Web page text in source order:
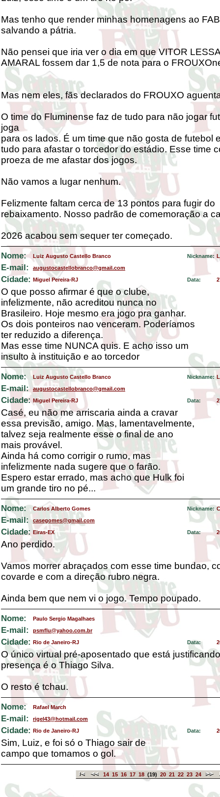
Mas tenho que render minhas homenagens ao
salvando a pátria.
Não pensei que iria ver o dia em que VITOR
AMARAL fossem dar 1,5 de nota para o
Mas nem eles, fãs declarados do FROUXO
O time do Fluminense faz de tudo para não jogar
joga
para os lados. É um time que não gosta de futebol
tudo para afastar o torcedor do estádio. Esse time
proeza de me afastar dos jogos.
Não vamos a lugar nenhum.
Felizmente faltam cerca de 13 pontos para fugir do
rebaixamento. Nosso padrão de comemoração a
2026 acabou sem sequer ter começado.
Nome: Luiz Augusto Castello Branco Nickname:
E-mail: augustocastellobranco@gmail.com
Cidade: Miguel Pereira-RJ Data:
O que posso afirmar é que o clube,
infelizmente, não acreditou nunca no
Brasileiro. Hoje mesmo era jogo pra ganhar.
Os dois ponteiros nao venceram. Poderíamos
ter reduzido a diferença.
Mas esse time NUNCA quis. E acho isso um
insulto à instituição e ao torcedor
Nome: Luiz Augusto Castello Branco Nickname:
E-mail: augustocastellobranco@gmail.com
Cidade: Miguel Pereira-RJ Data:
Casé, eu não me arriscaria ainda a cravar
essa previsão, amigo. Mas, lamentavelmente,
talvez seja realmente esse o final de ano
mais provável.
Ainda há como corrigir o rumo, mas
infelizmente nada sugere que o farão.
Espero estar errado, mas acho que Hulk foi
um grande tiro no pé...
Nome: Carlos Alberto Gomes Nickname:
E-mail: casegomes@gmail.com
Cidade: Eiras-EX Data:
Ano perdido.
Vamos morrer abraçados com esse time bundao,
covarde e com a direção rubro negra.
Ainda bem que nem vi o jogo. Tempo poupado.
Nome: Paulo Sergio Magalhaes
E-mail: psmflu@yahoo.com.br
Cidade: Rio de Janeiro-RJ Data:
O único virtual pré-aposentado que está
presença é o Thiago Silva.
O resto é tchau.
Nome: Rafael March
E-mail: rigel43@hotmail.com
Cidade: Rio de Janeiro-RJ Data:
Sim, Luiz, e foi só o Thiago sair de
campo que tomamos o gol.
14 15 16 17 18 (19) 20 21 22 23 24